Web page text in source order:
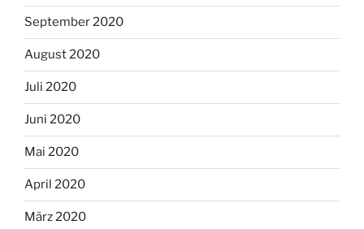
September 2020
August 2020
Juli 2020
Juni 2020
Mai 2020
April 2020
März 2020